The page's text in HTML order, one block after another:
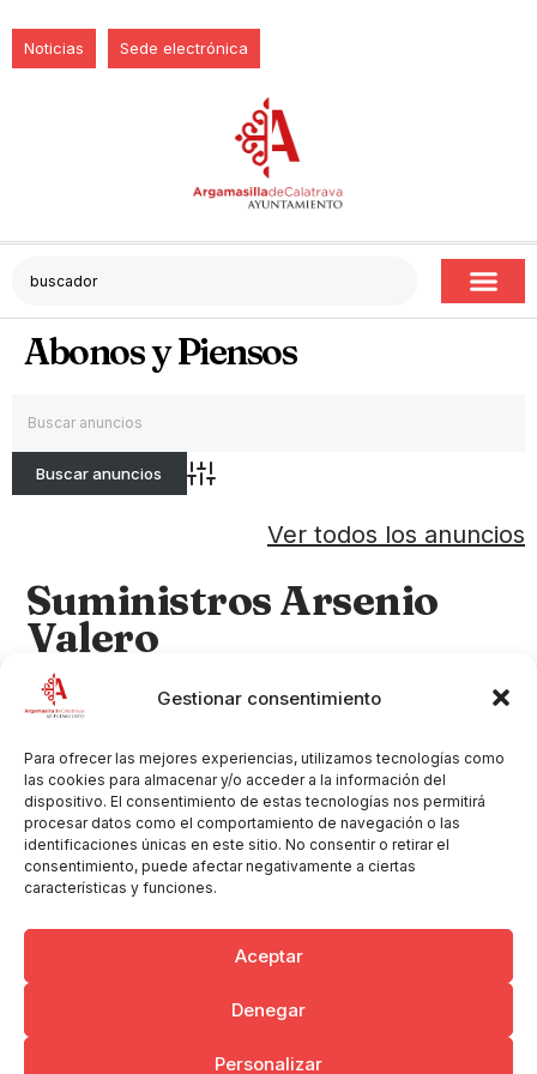
Gestionar consentimiento
Para ofrecer las mejores experiencias, utilizamos tecnologías como
las cookies para almacenar y/o acceder a la información del
dispositivo. El consentimiento de estas tecnologías nos permitirá
procesar datos como el comportamiento de navegación o las
identificaciones únicas en este sitio. No consentir o retirar el
consentimiento, puede afectar negativamente a ciertas
características y funciones.
Aceptar
Denegar
Personalizar
Noticias Sede electrónica
Abonos y Piensos
Búsqueda avanzada
Ver todos los anuncios
Suministros Arsenio
Valero
Categoría del anuncio
Teléfono
Correo electrónico arseniovalero@gmail.com
Dirección
C/ Jose Mª Rodríguez Marín
13440 Argamasilla de Calatrava
Sector
Abonos y Piensos
Copyright © 2026 Ayuntamiento de Argamasilla de Calatrava